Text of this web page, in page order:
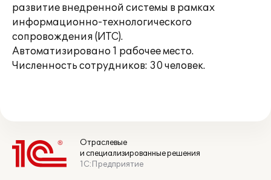
развитие внедренной системы в рамках
информационно-технологического
сопровождения (ИТС).
Автоматизировано 1 рабочее место.
Численность сотрудников: 30 человек.
Отраслевые
и специализированные решения
1С:Предприятие